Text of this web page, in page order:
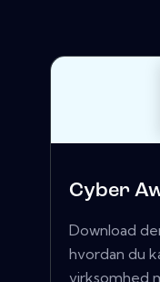
Cyber
Download
hvordan du
virksomhed